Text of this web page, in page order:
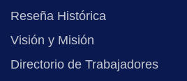
Reseña Histórica
Visión y Misión
Directorio de Trabajadores